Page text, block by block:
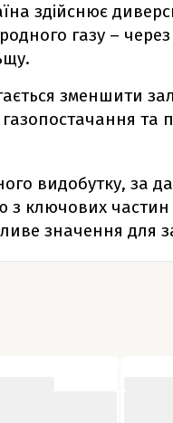
здійснює
газу –
зменшити
та
видобутку, за
з ключових частин
значення для